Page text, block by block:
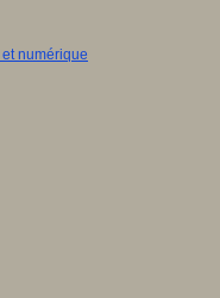
numérique